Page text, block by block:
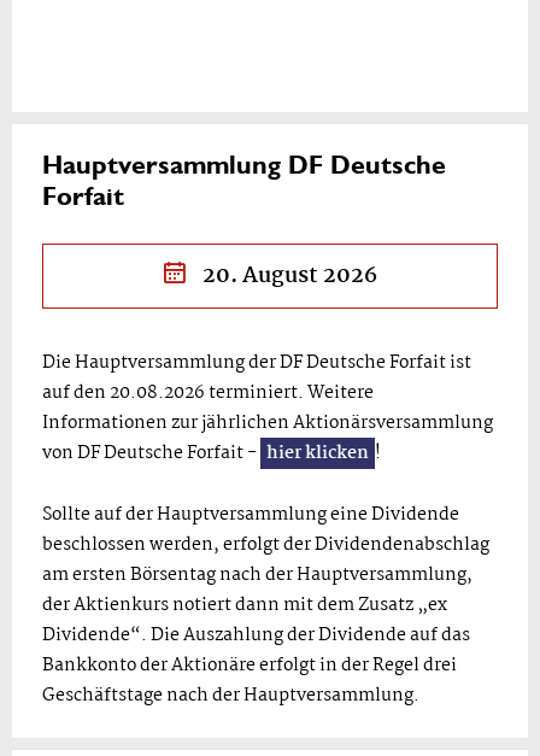
Hauptversammlung DF Deutsche
Forfait
20. August 2026
Die Hauptversammlung der DF Deutsche Forfait ist
auf den 20.08.2026 terminiert. Weitere
Informationen zur jährlichen Aktionärsversammlung
von DF Deutsche Forfait - hier klicken !
Sollte auf der Hauptversammlung eine Dividende
beschlossen werden, erfolgt der Dividendenabschlag
am ersten Börsentag nach der Hauptversammlung,
der Aktienkurs notiert dann mit dem Zusatz „ex
Dividende“. Die Auszahlung der Dividende auf das
Bankkonto der Aktionäre erfolgt in der Regel drei
Geschäftstage nach der Hauptversammlung.